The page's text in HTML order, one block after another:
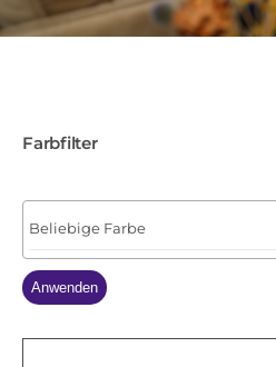
Farbfilter
Anwenden